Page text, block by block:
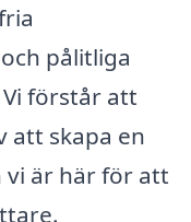
pålitliga
förstår att
att skapa en
är här för att